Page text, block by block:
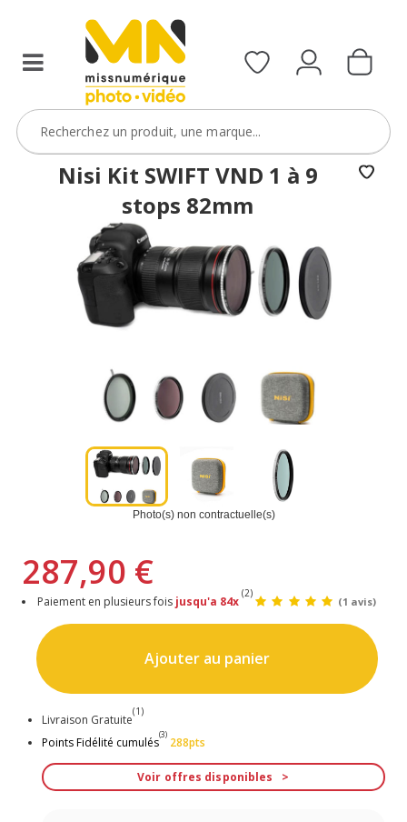
le
ObjectifFiltre5
VOIR L'OFFRE
Nisi Kit SWIFT VND 1 à 9
stops 82mm
Photo(s) non contractuelle(s)
287,90 €
Paiement en plusieurs fois jusqu'a 84x
(2)
(1 avis)
Ajouter au panier
Livraison Gratuite
(1)
Points Fidélité cumulés
(3)
288pts
Voir offres disponibles